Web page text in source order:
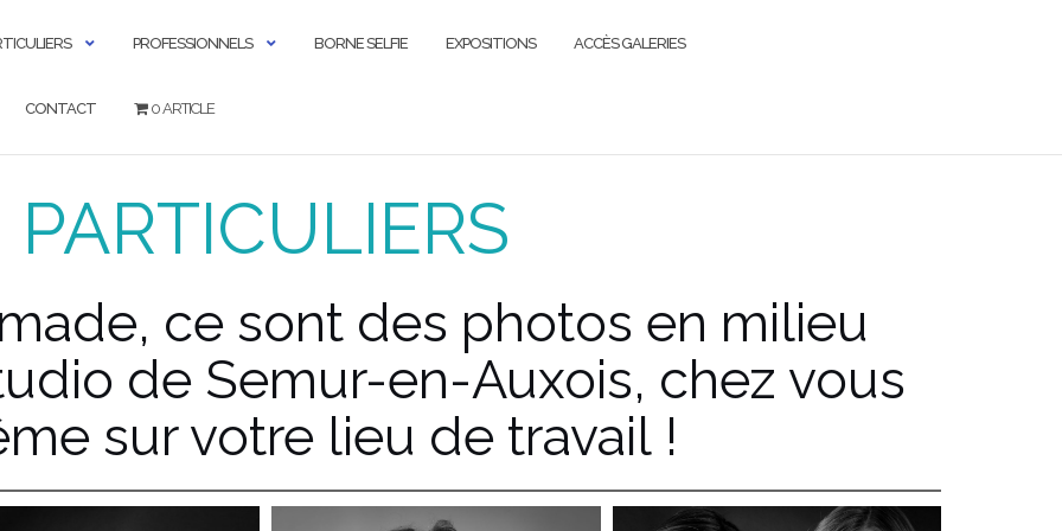
PROFESSIONNELS BORNE SELFIE EXPOSITIONS ACCÈS GALERIES
CONTACT 0 ARTICLE
PARTICULIERS
ce sont des photos en milieu
de Semur-en-Auxois, chez vous
sur votre lieu de travail !